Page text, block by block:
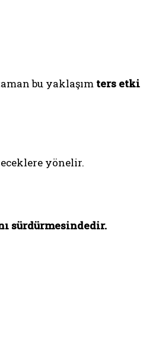
bu yaklaşım ters etki
yönelir.
sürdürmesindedir.